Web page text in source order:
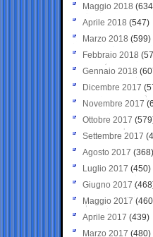
Maggio 2018
Aprile 2018 (547)
Marzo 2018 (599)
Febbraio 2018
Gennaio 2018
Dicembre 2017
Novembre 2017
Ottobre 2017
Settembre 2017
Agosto 2017 (368)
Luglio 2017 (450)
Giugno 2017
Maggio 2017
Aprile 2017 (439)
Marzo 2017 (480)